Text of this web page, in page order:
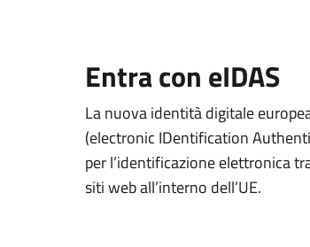
Entra con eIDAS
La nuova identità digitale
(electronic IDentification
per l’identificazione elettronica
siti web all’interno dell’UE.